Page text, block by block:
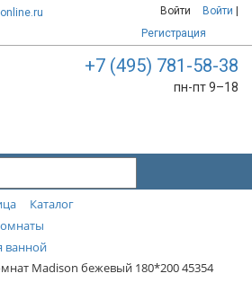
Войти Войти
Регистрация
+7 (495) 781-58-38
пн-пт 9–18
Каталог
ванной
Madison бежевый 180*200 45354